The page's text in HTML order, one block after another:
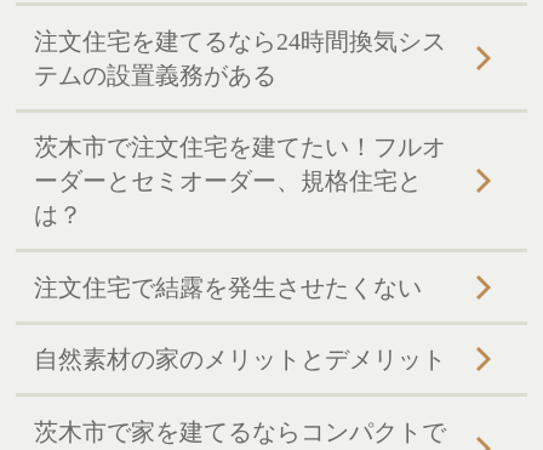
注文住宅を建てるなら24時間換気シス
テムの設置義務がある
茨木市で注文住宅を建てたい！フルオ
ーダーとセミオーダー、規格住宅と
は？
注文住宅で結露を発生させたくない
自然素材の家のメリットとデメリット
茨木市で家を建てるならコンパクトで